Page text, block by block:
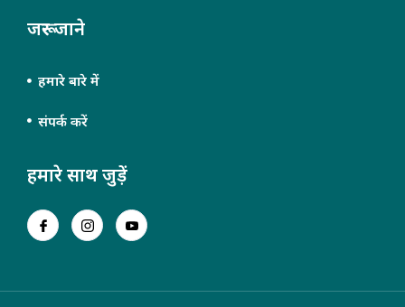
जरूर जाने
हमारे बारे में
संपर्क करें
हमारे साथ जुड़ें